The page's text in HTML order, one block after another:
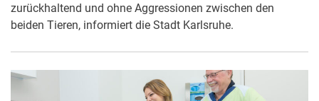
zurückhaltend und ohne Aggressionen zwischen den
beiden Tieren, informiert die Stadt Karlsruhe.